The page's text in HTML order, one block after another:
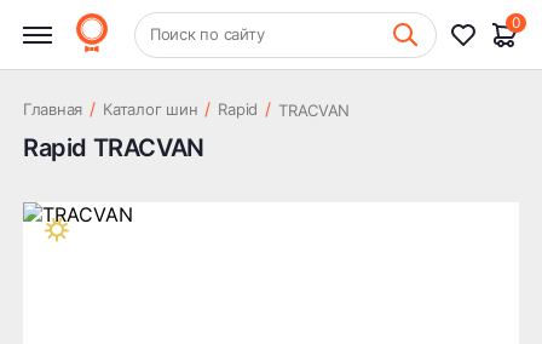
+7 (831) 261-35-35 Шиномонтаж
Поиск по сайту
0
Главная / Каталог шин / Rapid / TRACVAN
Rapid TRACVAN